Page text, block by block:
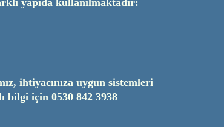
yapıda kullanılmaktadır:
ihtiyacınıza uygun sistemleri
bilgi için 0530 842 3938